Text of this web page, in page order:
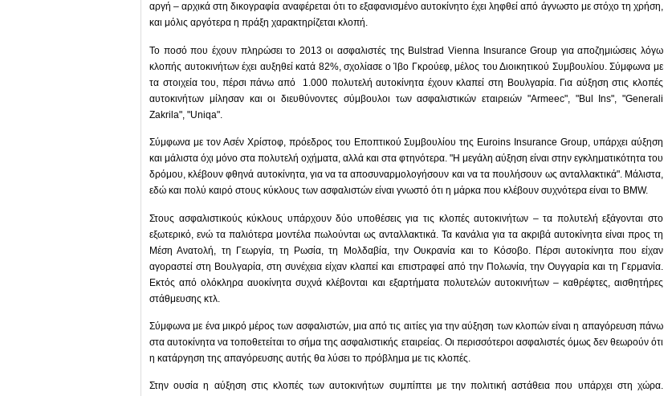
αργή – αρχικά στη δικογραφία αναφέρεται ότι το εξαφανισμένο αυτοκίνητο έχει ληφθεί από άγνωστο με στόχο τη χρήση,
και μόλις αργότερα η πράξη χαρακτηρίζεται κλοπή.
Το ποσό που έχουν πληρώσει το 2013 οι ασφαλιστές της Bulstrad Vienna Insurance Group για αποζημιώσεις λόγω
κλοπής αυτοκινήτων έχει αυξηθεί κατά 82%, σχολίασε ο Ίβο Γκρούεφ, μέλος του Διοικητικού Συμβουλίου. Σύμφωνα με
τα στοιχεία του, πέρσι πάνω από 1.000 πολυτελή αυτοκίνητα έχουν κλαπεί στη Βουλγαρία. Για αύξηση στις κλοπές
αυτοκινήτων μίλησαν και οι διευθύνοντες σύμβουλοι των ασφαλιστικών εταιρειών "Armeec", "Bul Ins", "Generali
Zakrila", "Uniqa".
Σύμφωνα με τον Ασέν Χρίστοφ, πρόεδρος του Εποπτικού Συμβουλίου της Euroins Insurance Group, υπάρχει αύξηση
και μάλιστα όχι μόνο στα πολυτελή οχήματα, αλλά και στα φτηνότερα. "Η μεγάλη αύξηση είναι στην εγκληματικότητα του
δρόμου, κλέβουν φθηνά αυτοκίνητα, για να τα αποσυναρμολογήσουν και να τα πουλήσουν ως ανταλλακτικά". Μάλιστα,
εδώ και πολύ καιρό στους κύκλους των ασφαλιστών είναι γνωστό ότι η μάρκα που κλέβουν συχνότερα είναι το BMW.
Στους ασφαλιστικούς κύκλους υπάρχουν δύο υποθέσεις για τις κλοπές αυτοκινήτων – τα πολυτελή εξάγονται στο
εξωτερικό, ενώ τα παλιότερα μοντέλα πωλούνται ως ανταλλακτικά. Τα κανάλια για τα ακριβά αυτοκίνητα είναι προς τη
Μέση Ανατολή, τη Γεωργία, τη Ρωσία, τη Μολδαβία, την Ουκρανία και το Κόσοβο. Πέρσι αυτοκίνητα που είχαν
αγοραστεί στη Βουλγαρία, στη συνέχεια είχαν κλαπεί και επιστραφεί από την Πολωνία, την Ουγγαρία και τη Γερμανία.
Εκτός από ολόκληρα αυοκίνητα συχνά κλέβονται και εξαρτήματα πολυτελών αυτοκινήτων – καθρέφτες, αισθητήρες
στάθμευσης κτλ.
Σύμφωνα με ένα μικρό μέρος των ασφαλιστών, μια από τις αιτίες για την αύξηση των κλοπών είναι η απαγόρευση πάνω
στα αυτοκίνητα να τοποθετείται το σήμα της ασφαλιστικής εταιρείας. Οι περισσότεροι ασφαλιστές όμως δεν θεωρούν ότι
η κατάργηση της απαγόρευσης αυτής θα λύσει το πρόβλημα με τις κλοπές.
Στην ουσία η αύξηση στις κλοπές των αυτοκινήτων συμπίπτει με την πολιτική αστάθεια που υπάρχει στη χώρα.